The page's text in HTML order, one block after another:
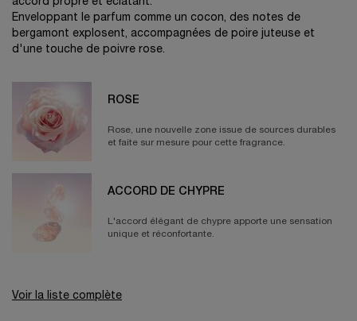
Enveloppant le parfum comme un cocon, des notes de
bergamont explosent, accompagnées de poire juteuse et
d'une touche de poivre rose.
ROSE
Rose, une nouvelle zone issue de sources durables
et faite sur mesure pour cette fragrance.
ACCORD DE CHYPRE
L'accord élégant de chypre apporte une sensation
unique et réconfortante.
Voir la liste complète